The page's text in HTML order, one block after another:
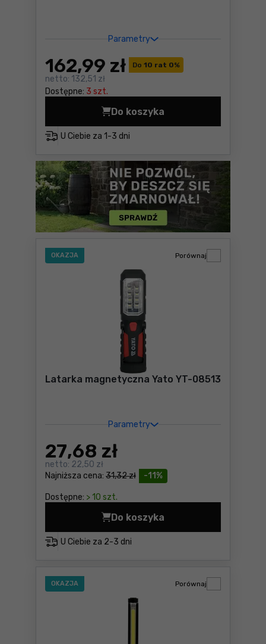
Parametry
Do 10 rat 0%
162,99 zł
netto: 132,51 zł
Dostępne: 3 szt.
U Ciebie za 1-3 dni
Do koszyka
Reflektor SMD LED Yato
OKAZJA
Latarka magnetyczna Yato YT-08513
Parametry
-11%
Najniższa cena: 31,32 zł
27,68 zł
netto: 22,50 zł
Dostępne: > 10 szt.
Porównaj
U Ciebie za 2-3 dni
Do koszyka
Latarka magnetyczna Yato
OKAZJA Porównaj